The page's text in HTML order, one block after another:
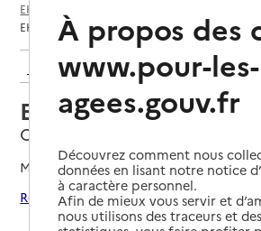
EHPAD par département
EHPAD Les Berges de l'Hyère
Retour aux résultats de l'annuaire
EHPAD Les Berges de
Chambéry, SAVOIE
Mis à jour le08/04/2026
Rechercher les établissements autour
À propos des
www.pour-
agees.gouv.fr
Découvrez comment nous
données en lisant notre notice
à caractère personnel.
Afin de mieux vous servir et
nous utilisons des traceurs et